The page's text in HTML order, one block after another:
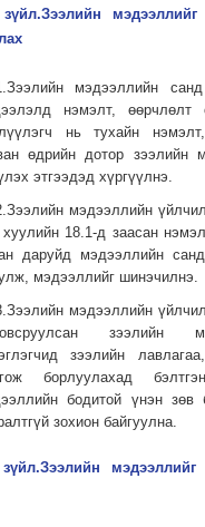
мэдээллийн санд
нэмэлт, өөрчлөлт
нь тухайн
өдрийн дотор зээлийн
этгээдэд хүргүүлнэ.
мэдээллийн
18.1-д заасан
даруйд мэдээллийн санд
мэдээллийг шинэчилнэ.
мэдээллийн
зээлийн
зээлийн
борлуулахад
бодитой үнэн зөв
зохион байгуулна.
мэдээллийг